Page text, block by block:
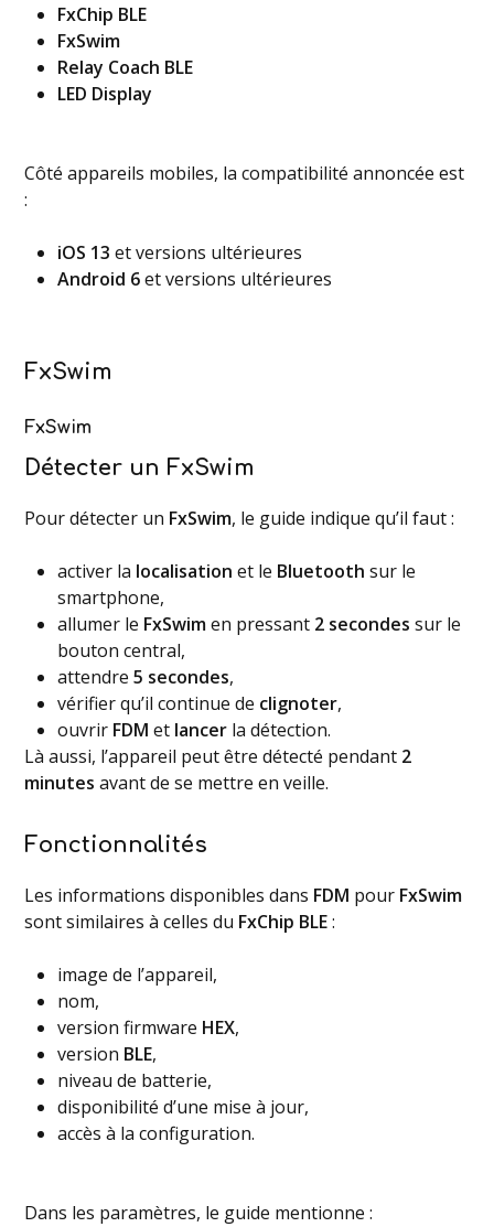
FxChip BLE
FxSwim
Relay Coach BLE
LED Display
Côté appareils mobiles, la compatibilité annoncée est
:
iOS 13 et versions ultérieures
Android 6et versions ultérieures
FxSwim
FxSwim
Détecter un FxSwim
Pour détecter un FxSwim, le guide indique qu’il faut :
activer la localisation et le Bluetooth sur le
smartphone,
allumer le FxSwimen pressant 2 secondes sur le
bouton central,
attendre5 secondes,
vérifier qu’il continue de clignoter,
ouvrir FDM et lancer la détection.
Là aussi, l’appareil peut être détecté pendant 2
minutes avant de se mettre en veille.
Fonctionnalités
Les informations disponibles dans FDM pour FxSwim
sont similaires à celles du FxChip BLE:
image de l’appareil,
nom,
version firmware HEX,
version BLE,
niveau de batterie,
disponibilité d’une mise à jour,
accès à la configuration.
Dans les paramètres, le guide mentionne :